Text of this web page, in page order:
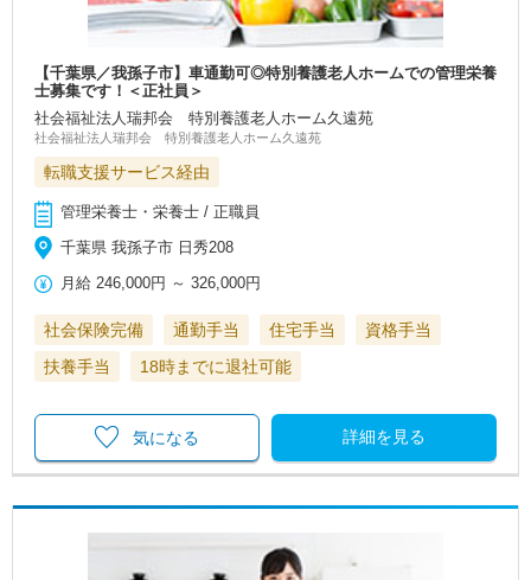
【千葉県／我孫子市】車通勤可◎特別養護老人ホームでの管理栄養
士募集です！＜正社員＞
社会福祉法人瑞邦会 特別養護老人ホーム久遠苑
社会福祉法人瑞邦会 特別養護老人ホーム久遠苑
転職支援サービス経由
管理栄養士・栄養士 / 正職員
千葉県 我孫子市 日秀208
月給 246,000円 ～326,000円
社会保険完備 通勤手当 住宅手当
資格手当
扶養手当
18時までに退社可能
詳細を見る
気になる